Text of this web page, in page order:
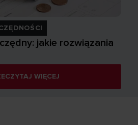
jakie rozwiązania
WIĘCEJ